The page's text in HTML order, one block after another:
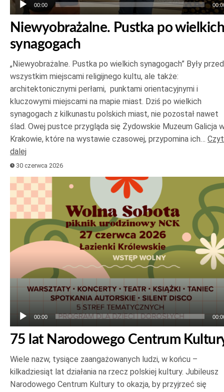
00:00
Niewyobrażalne. Pustka po wielkich
synagogach
„Niewyobrażalne. Pustka po wielkich synagogach” Były
wszystkim miejscami religijnego kultu, ale także:
architektonicznymi perłami, punktami orientacyjnymi i
kluczowymi miejscami na mapie miast. Dziś po wielkich
synagogach z kilkunastu polskich miast, nie pozostał nawet
ślad. Owej pustce przygląda się Żydowskie Muzeum Galicja
Krakowie, które na wystawie czasowej, przypomina ich…
dalej
30 czerwca 2026
Odtwarzacz
plików
dźwiękowych
00:00
75 lat Narodowego Centrum
Wiele nazw, tysiące zaangażowanych ludzi, w końcu –
kilkadziesiąt lat działania na rzecz polskiej kultury. Jubileusz
Narodowego Centrum Kultury to okazja, by przyjrzeć się